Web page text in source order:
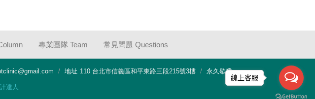
專業團隊 Team 常見問題 Questions
地址 110 台北市信義區和平東路三段215號3樓 永久歇業
達人
線上客服